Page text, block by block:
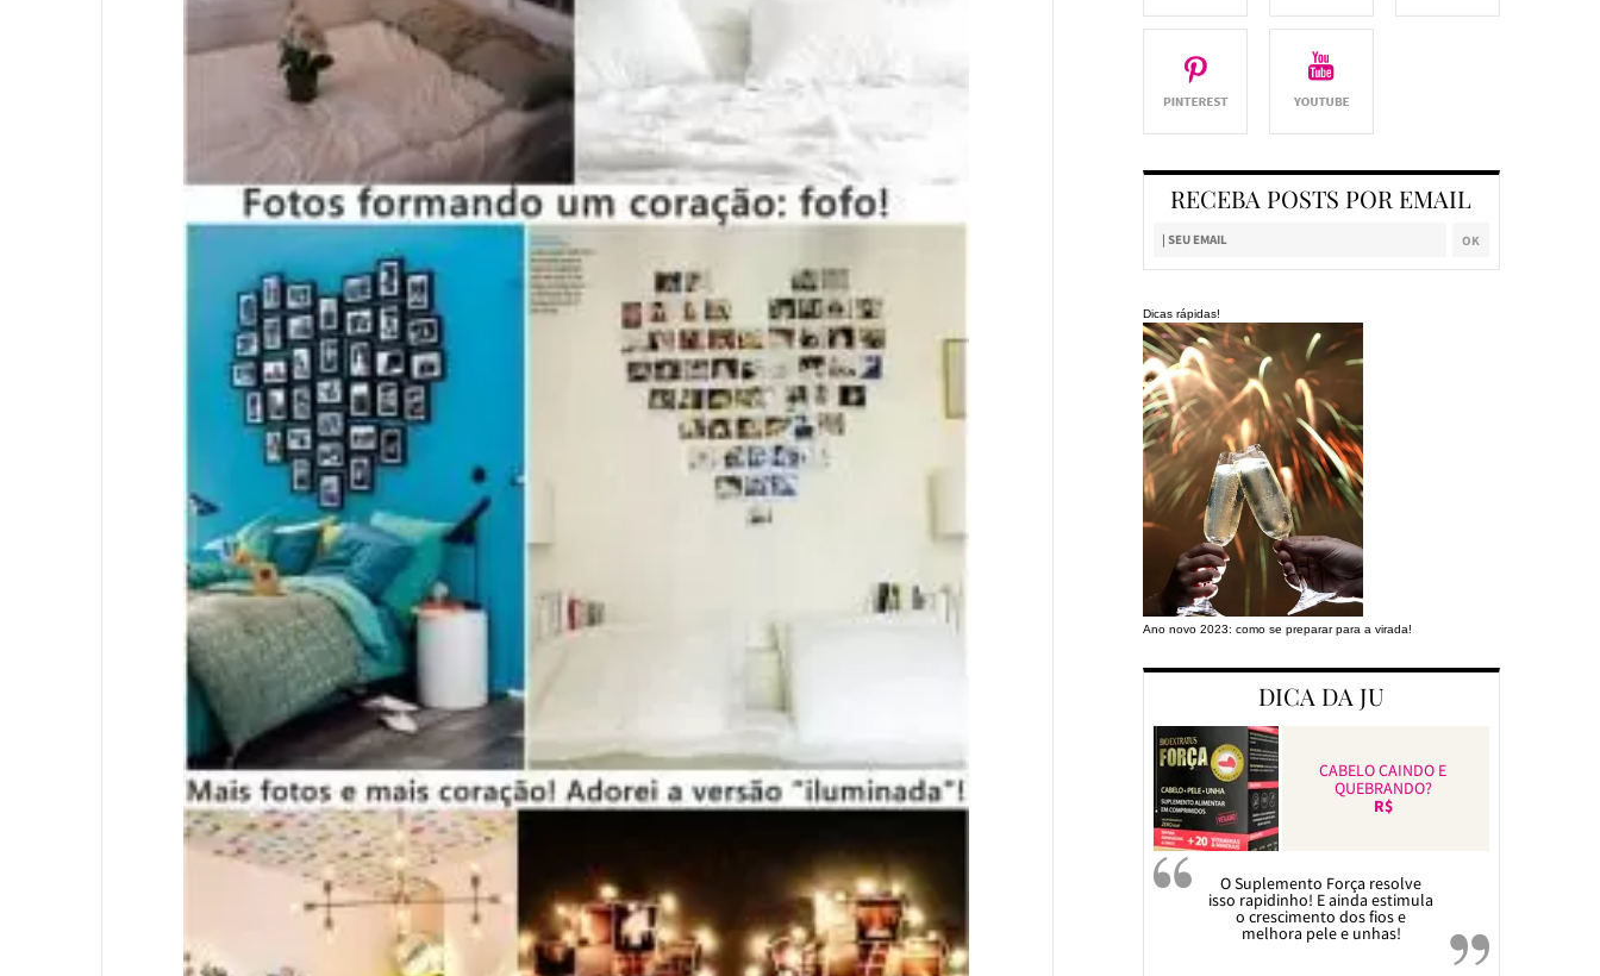
RECEBA POSTS POR EMAIL
Dicas rápidas!
Ano novo 2023: como se preparar para a virada!
DICA DA JU
CABELO CAINDO E
QUEBRANDO?
R$
O Suplemento Força resolve
isso rapidinho! E ainda estimula
o crescimento dos fios e
melhora pele e unhas!